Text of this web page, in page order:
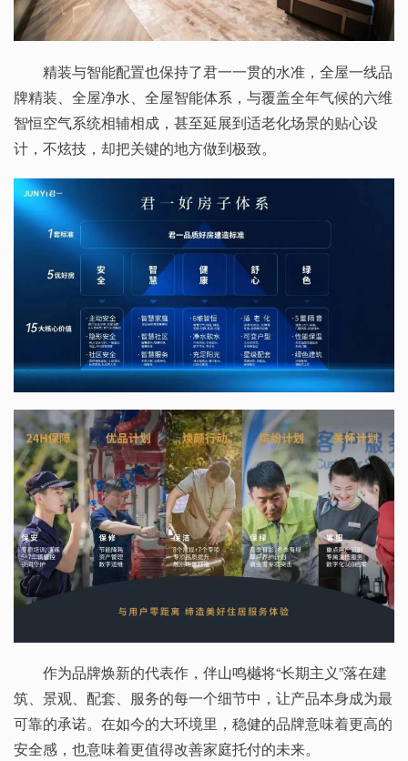
精装与智能配置也保持了君一一贯的水准，全屋一线品
牌精装、全屋净水、全屋智能体系，与覆盖全年气候的六维
智恒空气系统相辅相成，甚至延展到适老化场景的贴心设
计，不炫技，却把关键的地方做到极致。
作为品牌焕新的代表作，伴山鸣樾将“长期主义”落在建
筑、景观、配套、服务的每一个细节中，让产品本身成为最
可靠的承诺。在如今的大环境里，稳健的品牌意味着更高的
安全感，也意味着更值得改善家庭托付的未来。